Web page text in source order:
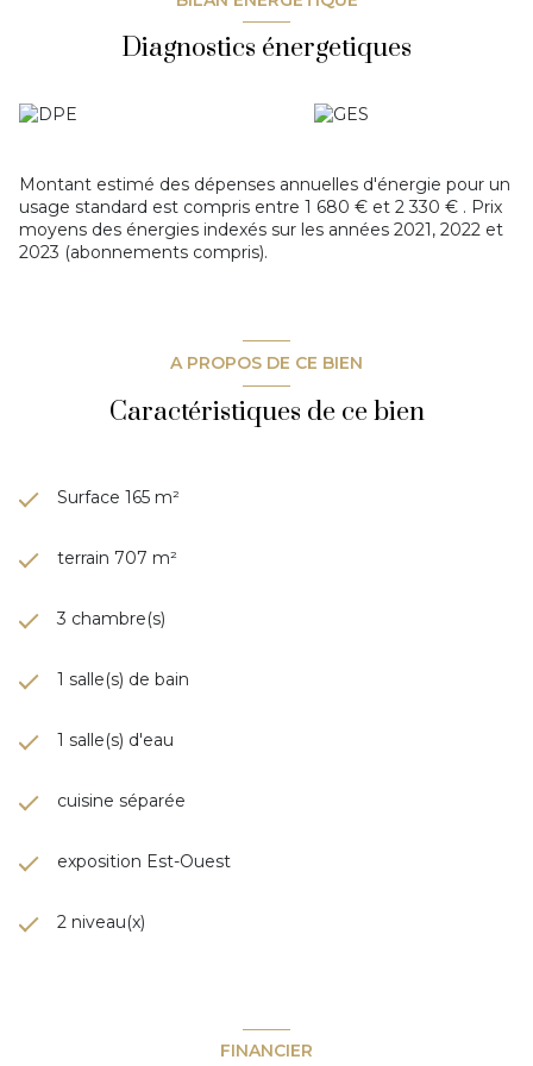
pour une famille à la recherche d'espace et de confort dans
un cadre de vie priviliégié à Martigues.
Diagnostics énergetiques
Montant estimé des dépenses annuelles d'énergie pour un
usage standard est compris entre 1 680 € et 2 330 € . Prix
moyens des énergies indexés sur les années 2021, 2022 et
2023 (abonnements compris).
A PROPOS DE CE BIEN
Caractéristiques de ce bien
Surface 165 m²
terrain 707 m²
3 chambre(s)
1 salle(s) de bain
1 salle(s) d'eau
cuisine séparée
exposition Est-Ouest
2 niveau(x)
FINANCIER